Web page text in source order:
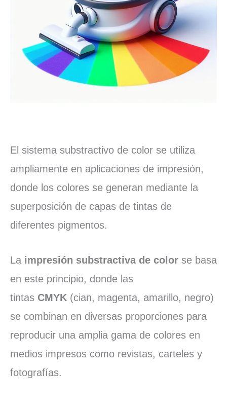
El sistema substractivo de color se utiliza
ampliamente en aplicaciones de impresión,
donde los colores se generan mediante la
superposición de capas de tintas de
diferentes pigmentos.
La impresión substractiva de color se basa
en este principio, donde las
tintas CMYK (cian, magenta, amarillo, negro)
se combinan en diversas proporciones para
reproducir una amplia gama de colores en
medios impresos como revistas, carteles y
fotografías.